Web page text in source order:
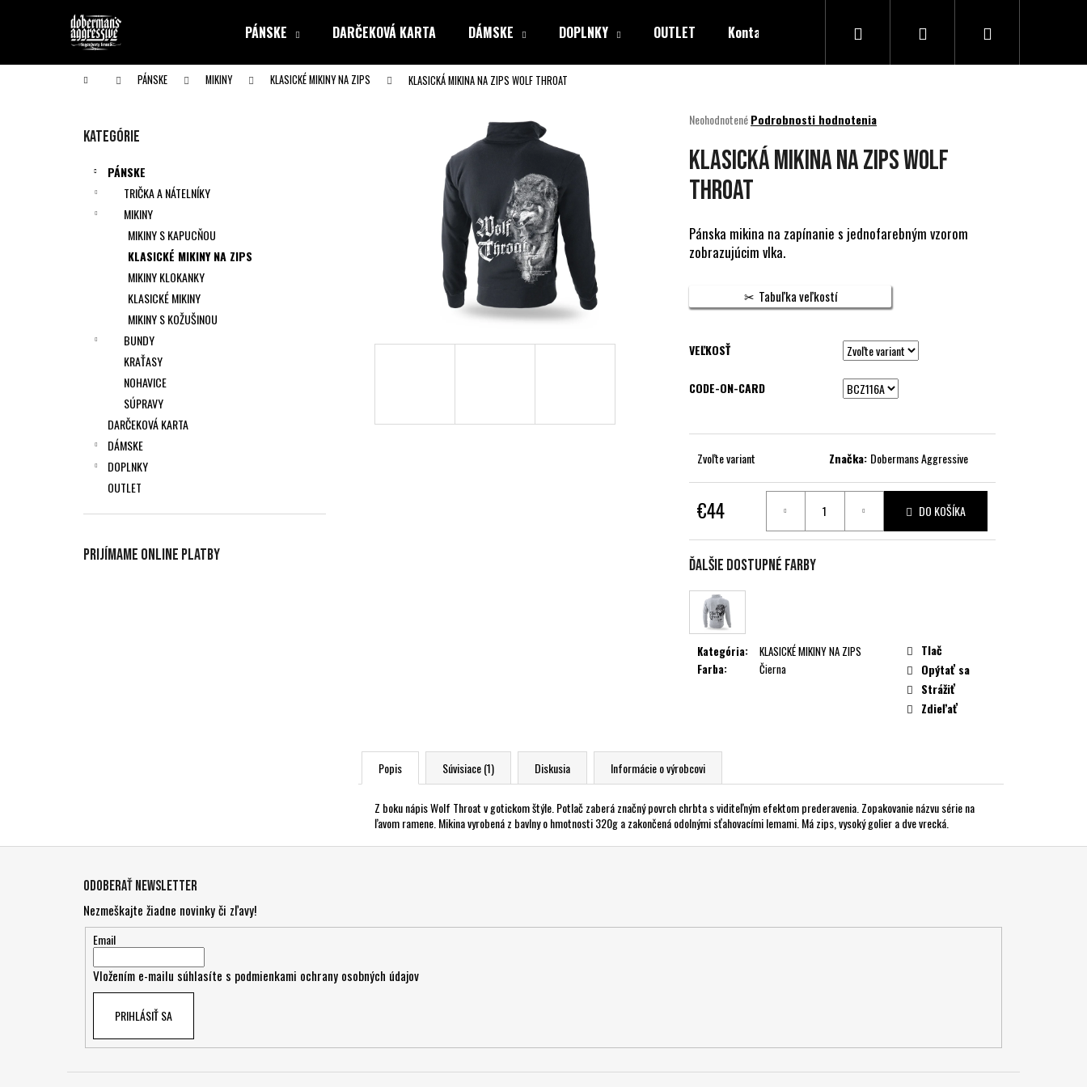
PÁNSKE DARČEKOVÁ KARTA DÁMSKE DOPLNKY OUTLET Kontakty Hľadať PrihlásenieNákupný
Domov PÁNSKE MIKINY KLASICKÉ MIKINY NA ZIPS KLASICKÁ MIKINA NA ZIPS WOLF THROAT
Preskočiť
Kategórie
PÁNSKE
TRIČKA A NÁTELNÍKY
MIKINY
MIKINY S KAPUCŇOU
KLASICKÉ MIKINY NA ZIPS
MIKINY KLOKANKY
KLASICKÉ MIKINY
MIKINY S KOŽUŠINOU
BUNDY
KRAŤASY
NOHAVICE
SÚPRAVY
DARČEKOVÁ KARTA
DÁMSKE
DOPLNKY
OUTLET
Prijímame online platby
Priemerné
produktu
je
0,0
hviezdičiek.
NeohodnotenéPodrobnosti hodnotenia
KLASICKÁ MIKINA NA ZIPS WOLF
THROAT
Pánska mikina na zapínanie s jednofarebným vzorom
zobrazujúcim vlka.
Tabuľka veľkostí
VEĽKOSŤ
CODE-ON-CARD
Zvoľte variant Značka: Dobermans Aggressive
€44
cena:
DO KOŠÍKA
Ďalšie dostupné farby
Kategória:
KLASICKÉ MIKINY NA ZIPS
Farba: Čierna
Tlač
Opýtať sa
Strážiť
Zdieľať
Popis Súvisiace (1) Diskusia Informácie o výrobcovi
Z boku nápis Wolf Throat v gotickom štýle. Potlač zaberá značný povrch chrbta s viditeľným efektom prederavenia. Zopakovanie názvu série na
ľavom ramene. Mikina vyrobená z bavlny o hmotnosti 320g a zakončená odolnými sťahovacími lemami. Má zips, vysoký golier a dve vrecká.
í
Späť
do obchodu
Späť
do obchodu
Čo potrebujete nájsť?
HĽADAŤ
Odporúčame
Odoberať newsletter
Nezmeškajte žiadne novinky či zľavy!
Email
Vložením e-mailu súhlasíte s podmienkami ochrany osobných údajov
PRIHLÁSIŤ SA